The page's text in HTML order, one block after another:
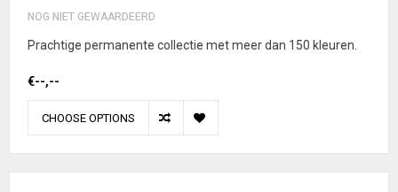
NOG NIET GEWAARDEERD
Prachtige permanente collectie met meer dan 150 kleuren.
€--,--
CHOOSE OPTIONS